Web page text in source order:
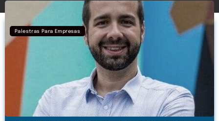
Palestras Para Empresas